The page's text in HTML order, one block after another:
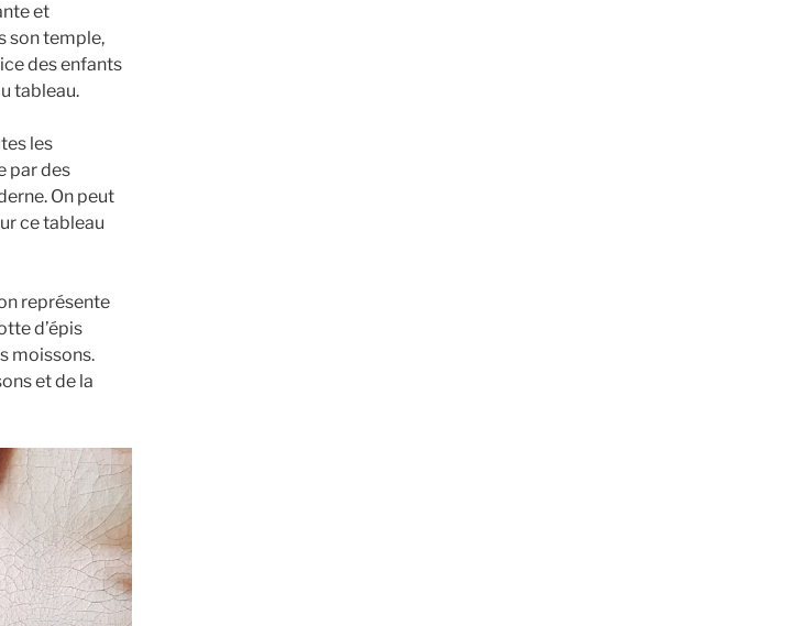
et
son temple,
des enfants
tableau.
les
par des
On peut
ce tableau
représente
d’épis
moissons.
et de la